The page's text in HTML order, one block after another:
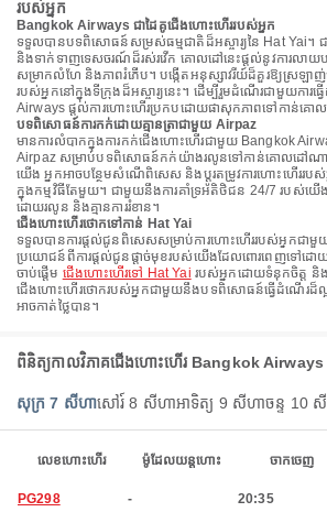
របស់អ្នក
Bangkok Airways ជាដៃគូជើងហោះហើររបស់អ្នក
ទទួលបានបទពិសោធន៍សម្រស់ធម្មជាតិដ៏អស្ចារ្យនៃ Hat Yai
និងទាក់ទាញទេសចរណ៍ដ៏រស់រវើក គោលដៅនេះផ្តល់នូវការលាយបញ្
សម្រាកលំហែ និងភាពរំភើប។ បង្កើតអនុស្សាវរីយ៍ដ៏គួរឱ្យស្រ
របស់អ្នកនៅក្នុងទីក្រុងដ៏អស្ចារ្យនេះ។ ដើម្បីរួមដំណើរជាមួយការ
Airways ផ្តល់ការហោះហើរប្រកបដោយផាសុកភាពទៅកាន់គោល
បទពិសោធន៍ការកក់ដោយគ្មានត្រាជាមួយ Airpaz
មានការលំបាកក្នុងការកក់ជើងហោះហើរជាមួយ Bangkok
Airpaz សម្រាប់បទពិសោធន៍កក់យ៉ាងរលូនទៅកាន់គោលដៅ
យើង អ្នកអាចបន្ថែមសំណើពិសេស និងប្ដូរតម្រូវការហោះហើរ
ក្នុងកម្មវិធីតែមួយ។ ជាមួយនឹងការគាំទ្រអតិថិជន 24/7 របស់យើង
ដោយរលូន និងគ្មានការរំខាន។
ជើងហោះហើរថោកទៅកាន់ Hat Yai
ទទួលបានការផ្តល់ជូនពិសេសសម្រាប់ការហោះហើររបស់អ្នកជា
ប្រយោជន៍ពីការផ្តល់ជូនផ្តាច់មុខរបស់យើងដែលពោរពេញទៅដោ
ចាប់ផ្តើម ជើងហោះហើរទៅ Hat Yai របស់អ្នកដោយទំនុកចិត្ត
ជើងហោះហើរថោករបស់អ្នកជាមួយនឹងបទពិសោធន៍ធ្វើដំណើរដ៏
អាចកាត់ថ្លៃបាន។
ពិនិត្យកាលវិភាគជើងហោះហើរ Bangkok
សុក្រ 7 សីហាសៅរ៍ 8 សីហាអាទិត្យ 9 សីហាចន្ទ 10
លេខហោះហើរ ម៉ូដែលយន្តហោះ ចាកចេញ
PG298 - 20:35